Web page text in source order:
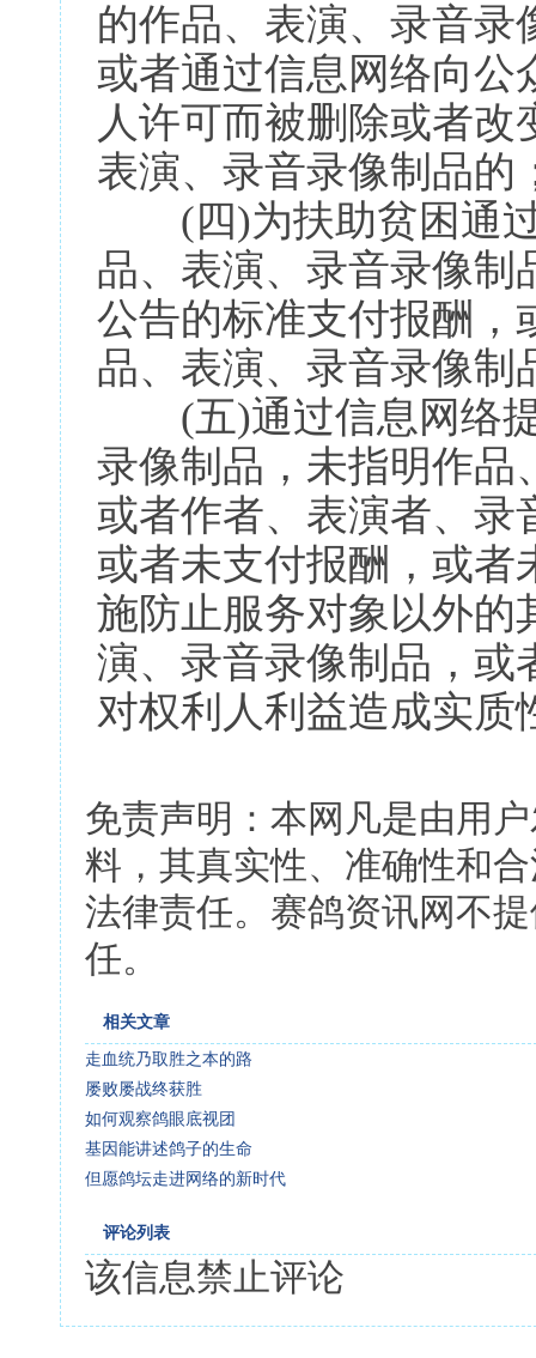
的作品、表演、录音录
或者通过信息网络向公
人许可而被删除或者
表演、录音录像制品的
(四)为扶助贫困通过
品、表演、录音录像制
公告的标准支付报酬，
品、表演、录音录像制
(五)通过信息网络提
录像制品，未指明作品
或者作者、表演者、录
或者未支付报酬，或者
施防止服务对象以外的
演、录音录像制品，或
对权利人利益造成实质
免责声明：本网凡是由用
料，其真实性、准确性和
法律责任。赛鸽资讯网不
任。
相关文章
走血统乃取胜之本的路
屡败屡战终获胜
如何观察鸽眼底视团
基因能讲述鸽子的生命
但愿鸽坛走进网络的新时代
评论列表
该信息禁止评论